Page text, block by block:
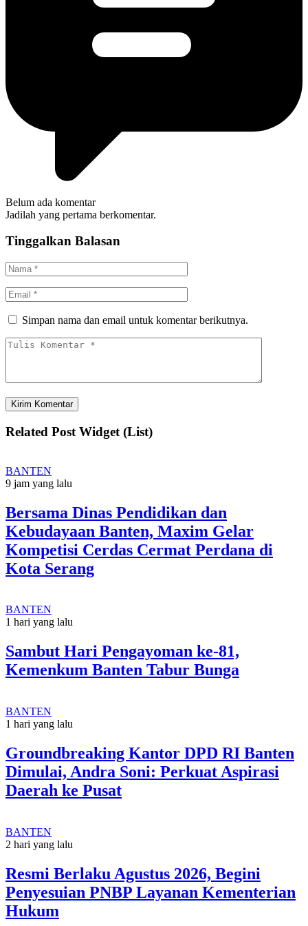
Belum ada komentar
Jadilah yang pertama berkomentar.
Tinggalkan Balasan
Simpan nama dan email untuk komentar berikutnya.
Related Post Widget (List)
BANTEN
9 jam yang lalu
Bersama Dinas Pendidikan dan
Kebudayaan Banten, Maxim Gelar
Kompetisi Cerdas Cermat Perdana di
Kota Serang
BANTEN
1 hari yang lalu
Sambut Hari Pengayoman ke-81,
Kemenkum Banten Tabur Bunga
BANTEN
1 hari yang lalu
Groundbreaking Kantor DPD RI Banten
Dimulai, Andra Soni: Perkuat Aspirasi
Daerah ke Pusat
BANTEN
2 hari yang lalu
Resmi Berlaku Agustus 2026, Begini
Penyesuian PNBP Layanan Kementerian
Hukum